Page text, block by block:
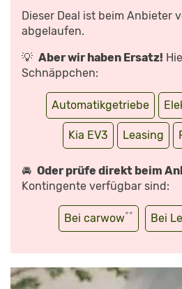
Dieser Deal ist beim Anbieter
abgelaufen.
💡 Aber wir haben Ersatz!
Schnäppchen:
Automatikgetriebe
Kia EV3 Leasing
🚘 Oder prüfe direkt beim
Kontingente verfügbar sind:
Bei carwow** Bei